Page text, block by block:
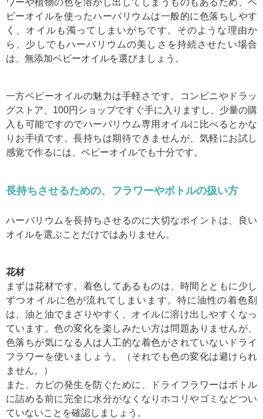
ワーや植物の色を溶かし出してしまうものもあるため、ベ
ビーオイルを使ったハーバリウムは一般的に色落ちしやす
く、オイルも濁ってしまいがちです。そのような理由か
ら、少しでもハーバリウムの美しさを持続させたい場合
は、無添加ベビーオイルを選びましょう。
一方ベビーオイルの魅力は手軽さです。コンビニやドラッ
グストア、100円ショップですぐ手に入りますし、少量の購
入も可能ですのでハーバリウム専用オイルに比べるとかな
りお手頃です。長持ちは期待できませんが、気軽にお試し
感覚で作るには、ベビーオイルでも十分です。
長持ちさせるための、フラワーやボトルの扱い方
ハーバリウムを長持ちさせるのに大切なポイントは、良い
オイルを選ぶことだけではありません。
花材
まずは花材です。着色してあるものは、時間とともに少し
ずつオイルに色が流れてしまいます。特に油性の着色剤
は、油と油でまざりやすく、オイルに溶け出しやすくなっ
ています。色の変化を楽しみたい方は問題ありませんが、
色落ちが気になる人は人工的な着色がされていないドライ
フラワーを使いましょう。（それでも色の変化は避けられ
ません。）
また、カビの発生を防ぐために、ドライフラワーはボトル
に詰める前に完全に水分がなくなりホコリやゴミなどつい
ていないことを確認しましょう。